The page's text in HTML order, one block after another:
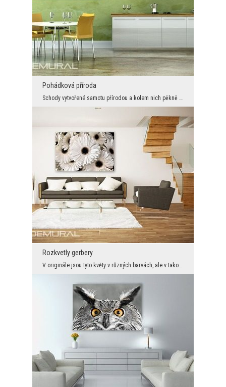
Pohádková příroda
Schody vytvořené samotu přírodou a kolem nich pěkně rozkvetené rostliny, plno zeleni. Taková scén...
Rozkvetly gerbery
V originále jsou tyto květy v různých barvách, ale v takové ne. Tím spíše černo-bílá dekorace utv...